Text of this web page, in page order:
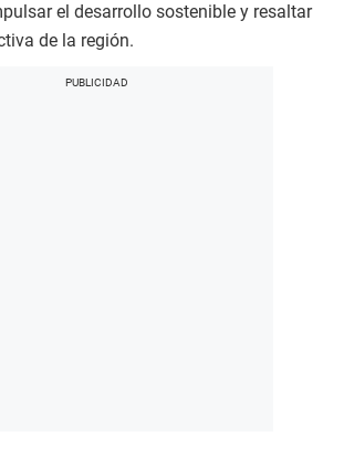
el desarrollo sostenible y resaltar
de la región.